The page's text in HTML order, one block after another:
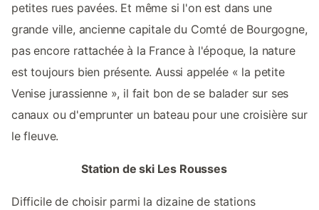
petites rues pavées. Et même si l'on est dans une
grande ville, ancienne capitale du Comté de Bourgogne,
pas encore rattachée à la France à l'époque, la nature
est toujours bien présente. Aussi appelée « la petite
Venise jurassienne », il fait bon de se balader sur ses
canaux ou d'emprunter un bateau pour une croisière sur
le fleuve.
Station de ski Les Rousses
Difficile de choisir parmi la dizaine de stations